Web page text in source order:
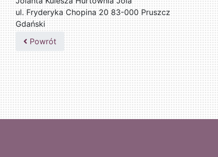
ul. Fryderyka Chopina 20 83-000 Pruszcz
Gdański
Powrót